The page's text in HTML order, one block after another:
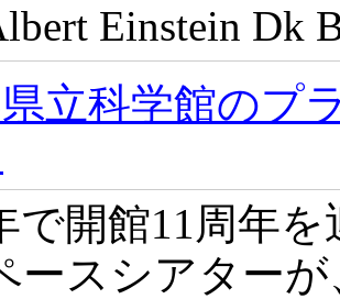
Einstein Dk
立科学館のプ
で開館11周年
ースシアター